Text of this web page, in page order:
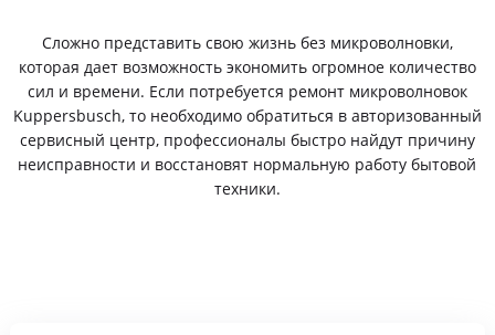
Сложно представить свою жизнь без микроволновки,
которая дает возможность экономить огромное количество
сил и времени. Если потребуется ремонт микроволновок
Kuppersbusch, то необходимо обратиться в авторизованный
сервисный центр, профессионалы быстро найдут причину
неисправности и восстановят нормальную работу бытовой
техники.